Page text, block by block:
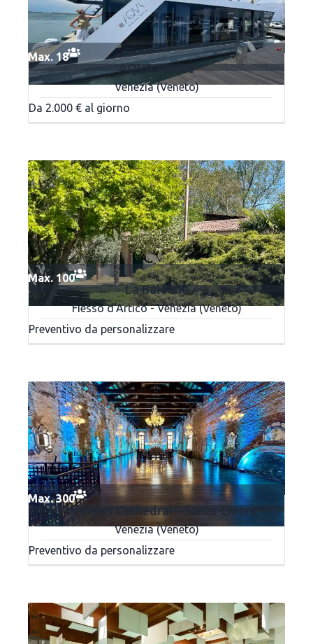
Max. 18
AQVA Venice
Venezia (Veneto)
Da 2.000 € al giorno
Max. 100
La Baldana
Fiesso d'Artico - Venezia (Veneto)
Preventivo da personalizzare
Max. 300
The Glass Cathedral – Santa Chiara
Venezia (Veneto)
Preventivo da personalizzare